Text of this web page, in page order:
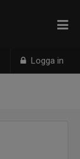
Logga in